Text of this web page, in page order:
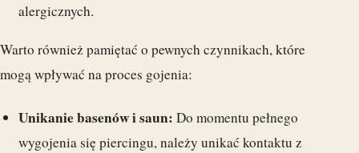
alergicznych.
Warto również pamiętać o pewnych czynnikach, które
mogą wpływać na proces gojenia:
Unikanie basenów i saun: Do momentu pełnego
wygojenia się piercingu, należy unikać kontaktu z